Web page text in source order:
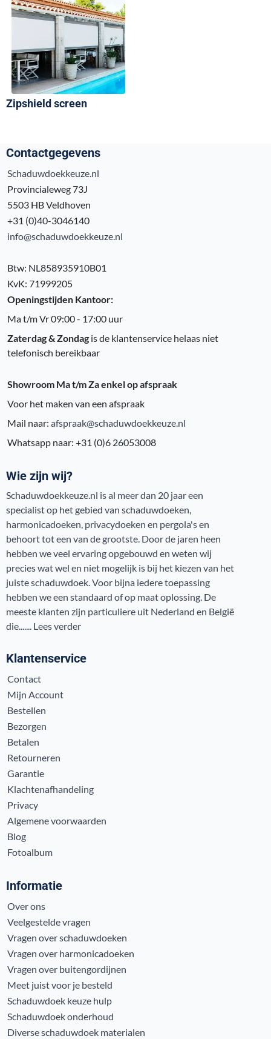
Zipshield screen
Contactgegevens
Schaduwdoekkeuze.nl
Provincialeweg 73J
5503 HB Veldhoven
+31 (0)40-3046140
info@schaduwdoekkeuze.nl
Btw: NL858935910B01
KvK: 71999205
Openingstijden Kantoor:
Ma t/m Vr 09:00 - 17:00 uur
Zaterdag & Zondag is de klantenservice helaas niet
telefonisch bereikbaar
Showroom Ma t/m Za enkel op afspraak
Voor het maken van een afspraak
Mail naar: afspraak@schaduwdoekkeuze.nl
Whatsapp naar: +31 (0)6 26053008
Wie zijn wij?
Schaduwdoekkeuze.nl is al meer dan 20 jaar een
specialist op het gebied van schaduwdoeken,
harmonicadoeken, privacydoeken en pergola's en
behoort tot een van de grootste. Door de jaren heen
hebben we veel ervaring opgebouwd en weten wij
precies wat wel en niet mogelijk is bij het kiezen van het
juiste schaduwdoek. Voor bijna iedere toepassing
hebben we een standaard of op maat oplossing. De
meeste klanten zijn particuliere uit Nederland en België
die....... Lees verder
Klantenservice
Contact
Mijn Account
Bestellen
Bezorgen
Betalen
Retourneren
Garantie
Klachtenafhandeling
Privacy
Algemene voorwaarden
Blog
Fotoalbum
Informatie
Over ons
Veelgestelde vragen
Vragen over schaduwdoeken
Vragen over harmonicadoeken
Vragen over buitengordijnen
Meet juist voor je besteld
Schaduwdoek keuze hulp
Schaduwdoek onderhoud
Diverse schaduwdoek materialen